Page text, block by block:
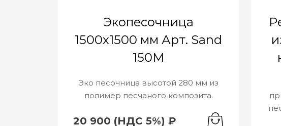
Экопесочница
1500х1500 мм Арт. Sand
150M
Эко песочница высотой 280 мм из
полимер песчаного композита.
20 900 (НДС 5%) ₽